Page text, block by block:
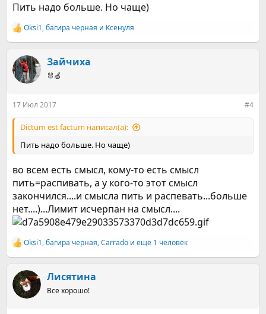
Пить надо больше. Но чаще)
Р
е
к
ц
и
Оksi1,багира черная и Ксенуля
Зайчиха
🐰🍏
17 Июл 2017 #4
Dictum est factum написал(а):
Пить надо больше. Но чаще)
во всем есть смысл, кому-то есть смысл
пить=распивать, а у кого-то этот смысл
закончился....и смысла пить и распевать...больше
нет....)...Лимит исчерпан на смысл....
Р
е
к
ц
и
Оksi1,багира черная,Carrado и ещё 1 человек
Лисятина
Все хорошо!